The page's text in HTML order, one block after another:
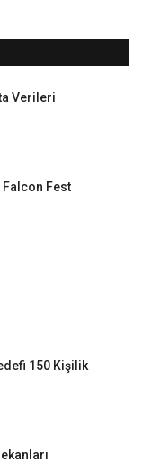
Verileri
Falcon Fest
150 Kişilik